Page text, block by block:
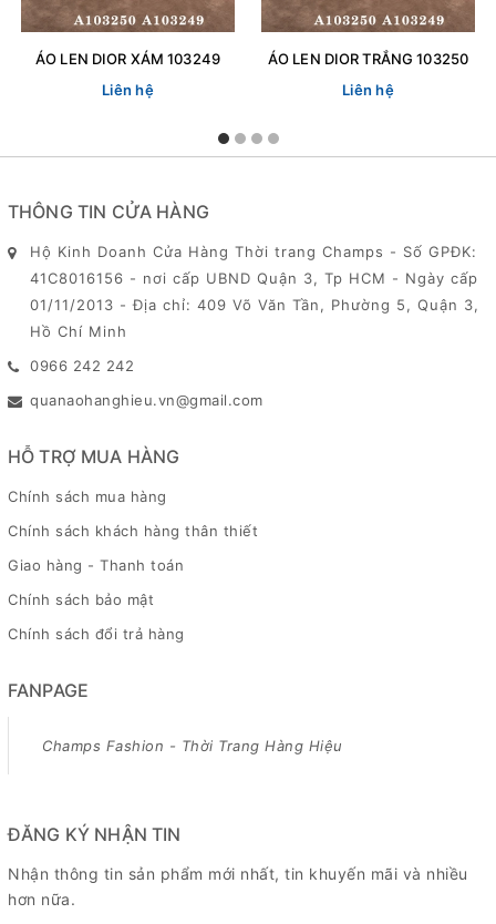
ÁO LEN DIOR XÁM 103249
Liên hệ
ÁO LEN DIOR TRẮNG 103250
Liên hệ
THÔNG TIN CỬA HÀNG
Hộ Kinh Doanh Cửa Hàng Thời trang Champs - Số GPĐK:
41C8016156 - nơi cấp UBND Quận 3, Tp HCM - Ngày cấp
01/11/2013 - Địa chỉ: 409 Võ Văn Tần, Phường 5, Quận 3,
Hồ Chí Minh
0966 242 242
quanaohanghieu.vn@gmail.com
HỖ TRỢ MUA HÀNG
Chính sách mua hàng
Chính sách khách hàng thân thiết
Giao hàng - Thanh toán
Chính sách bảo mật
Chính sách đổi trả hàng
FANPAGE
Champs Fashion - Thời Trang Hàng Hiệu
ĐĂNG KÝ NHẬN TIN
Nhận thông tin sản phẩm mới nhất, tin khuyến mãi và nhiều
hơn nữa.